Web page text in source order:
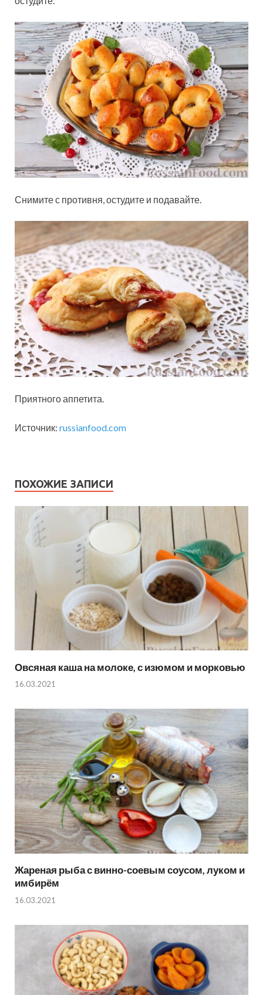
Снимите с противня, остудите и подавайте.
Приятного аппетита.
Источник: russianfood.com
ПОХОЖИЕ ЗАПИСИ
Овсяная каша на молоке, с изюмом и морковью
16.03.2021
Жареная рыба с винно-соевым соусом, луком и
имбирём
16.03.2021